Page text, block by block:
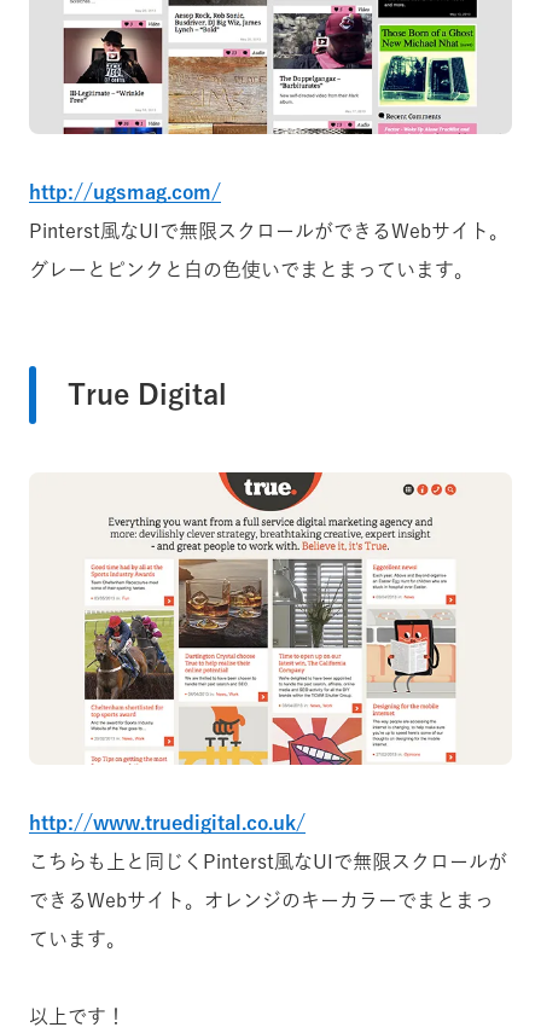
http://ugsmag.com/
Pinterst風なUIで無限スクロールができるWebサイト。
グレーとピンクと白の色使いでまとまっています。
True Digital
http://www.truedigital.co.uk/
こちらも上と同じくPinterst風なUIで無限スクロールが
できるWebサイト。オレンジのキーカラーでまとまっ
ています。
以上です！